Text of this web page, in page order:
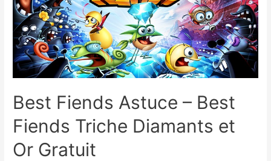
Best Fiends Astuce – Best
Fiends Triche Diamants et
Or Gratuit